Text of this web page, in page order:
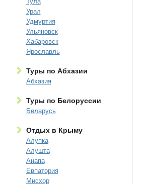
Урал
Удмуртия
Ульяновск
Хабаровск
Ярославль
Туры по Абхазии
Абхазия
Туры по Белоруссии
Беларусь
Отдых в Крыму
Алупка
Алушта
Анапа
Евпатория
Мисхор